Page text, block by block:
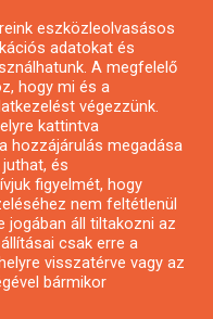
eszközleolvasásos
adatokat és
A megfelelő
hogy mi és a
végezzünk.
kattintva
hozzájárulás megadása
és
figyelmét, hogy
nem feltétlenül
jogában áll tiltakozni az
csak erre a
visszatérve vagy az
bármikor